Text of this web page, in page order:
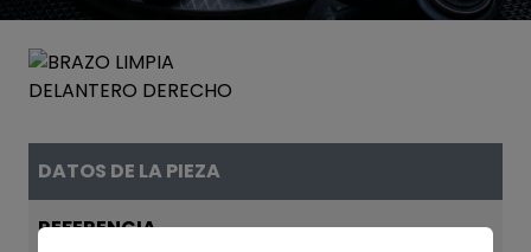
DATOS DE LA PIEZA
REFERENCIA